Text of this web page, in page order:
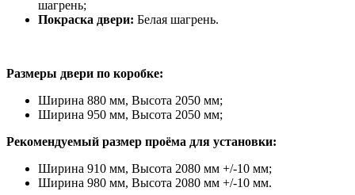
шагрень;
Покраска двери: Белая шагрень.
Размеры двери по коробке:
Ширина 880 мм, Высота 2050 мм;
Ширина 950 мм, Высота 2050 мм;
Рекомендуемый размер проёма для установки:
Ширина 910 мм, Высота 2080 мм +/-10 мм;
Ширина 980 мм, Высота 2080 мм +/-10 мм.